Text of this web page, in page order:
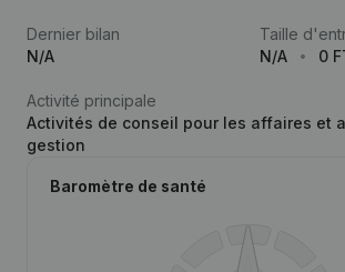
Dernier bilan
N/A
Taille
N/A
0
Activité principale
Activités de conseil pour les affaires et
gestion
Baromètre de santé